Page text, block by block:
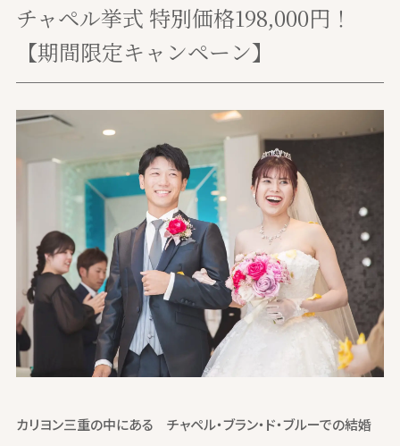
チャペル挙式 特別価格198,000円！
【期間限定キャンペーン】
カリヨン三重の中にある チャペル・ブラン・ド・ブルーでの結婚